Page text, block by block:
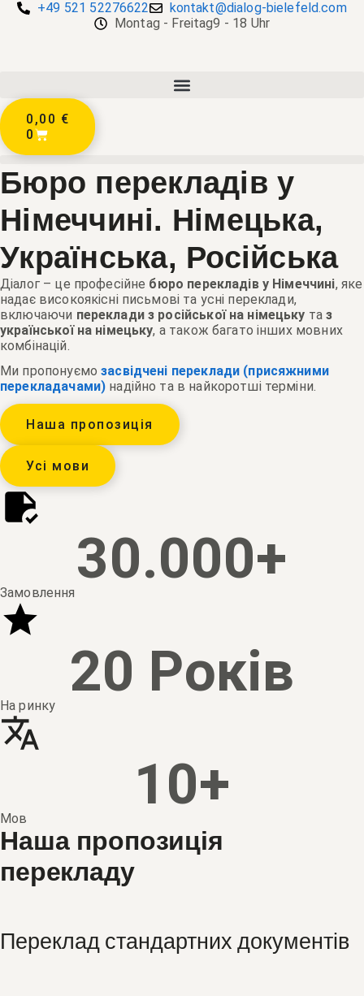
+49 521 52276622
kontakt@dialog-bielefeld.com
Montag - Freitag9 - 18 Uhr
0,00 €
0
Бюро перекладів у
Німеччині. Німецька,
Українська, Російська
Діалог – це професійне бюро перекладів у Німеччині, яке
надає високоякісні письмові та усні переклади,
включаючи переклади з російської на німецьку таз
української на німецьку, а також багато інших мовних
комбінацій.
Ми пропонуємозасвідчені переклади (присяжними
перекладачами) надійно та в найкоротші терміни.
Наша пропозиція
Усі мови
30.000+
Замовлення
20 Років
На ринку
10+
Мов
Наша пропозиція
перекладу
Переклад стандартних документів